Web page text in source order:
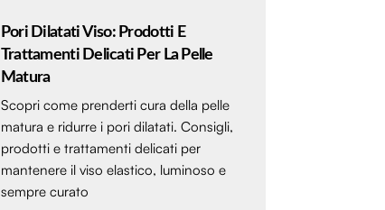
Pori Dilatati Viso: Prodotti E
Trattamenti Delicati Per La Pelle
Matura
Scopri come prenderti cura della pelle
matura e ridurre i pori dilatati. Consigli,
prodotti e trattamenti delicati per
mantenere il viso elastico, luminoso e
sempre curato